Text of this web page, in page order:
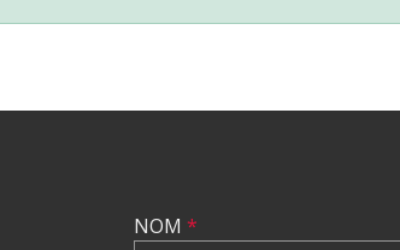
NOM *